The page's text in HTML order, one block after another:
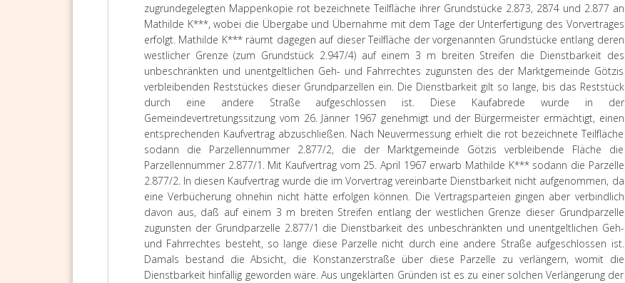
zugrundegelegten Mappenkopie rot bezeichnete Teilfläche ihrer Grundstücke 2.873, 2874 und 2.877 an
Mathilde K***, wobei die Übergabe und Übernahme mit dem Tage der Unterfertigung des Vorvertrages
erfolgt. Mathilde K*** räumt dagegen auf dieser Teilfläche der vorgenannten Grundstücke entlang deren
westlicher Grenze (zum Grundstück 2.947/4) auf einem 3 m breiten Streifen die Dienstbarkeit des
unbeschränkten und unentgeltlichen Geh- und Fahrrechtes zugunsten des der Marktgemeinde Götzis
verbleibenden Reststückes dieser Grundparzellen ein. Die Dienstbarkeit gilt so lange, bis das Reststück
durch eine andere Straße aufgeschlossen ist. Diese Kaufabrede wurde in der
Gemeindevertretungssitzung vom 26. Jänner 1967 genehmigt und der Bürgermeister ermächtigt, einen
entsprechenden Kaufvertrag abzuschließen. Nach Neuvermessung erhielt die rot bezeichnete Teilfläche
sodann die Parzellennummer 2.877/2, die der Marktgemeinde Götzis verbleibende Fläche die
Parzellennummer 2.877/1. Mit Kaufvertrag vom 25. April 1967 erwarb Mathilde K*** sodann die Parzelle
2.877/2. In diesen Kaufvertrag wurde die im Vorvertrag vereinbarte Dienstbarkeit nicht aufgenommen, da
eine Verbücherung ohnehin nicht hätte erfolgen können. Die Vertragsparteien gingen aber verbindlich
davon aus, daß auf einem 3 m breiten Streifen entlang der westlichen Grenze dieser Grundparzelle
zugunsten der Grundparzelle 2.877/1 die Dienstbarkeit des unbeschränkten und unentgeltlichen Geh-
und Fahrrechtes besteht, so lange diese Parzelle nicht durch eine andere Straße aufgeschlossen ist.
Damals bestand die Absicht, die Konstanzerstraße über diese Parzelle zu verlängern, womit die
Dienstbarkeit hinfällig geworden wäre. Aus ungeklärten Gründen ist es zu einer solchen Verlängerung der